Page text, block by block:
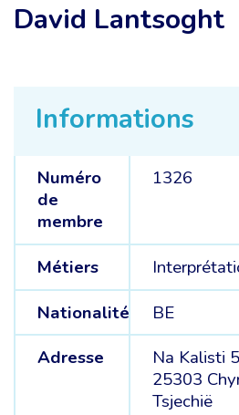
Informations
Numéro
de
membre
1326
Métiers
Nationalité
BE
Adresse
Na Kalisti
25303
Tsjechië
David Lantsoght